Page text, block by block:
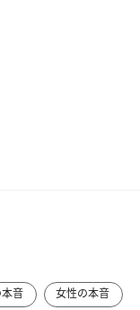
音
女性の本音